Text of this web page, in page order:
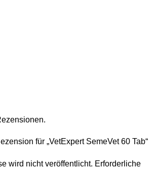
für „VetExpert SemeVet 60 Tab“
wird nicht veröffentlicht. Erforderliche